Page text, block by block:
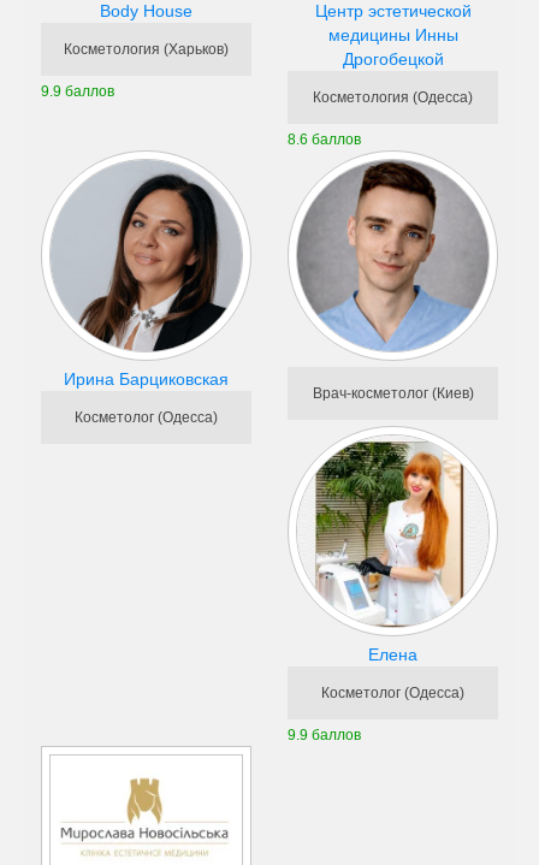
Body House
Косметология (Харьков)
9.9 баллов
Центр эстетической
медицины Инны
Дрогобецкой
Косметология (Одесса)
8.6 баллов
Ирина Барциковская
Косметолог (Одесса)
Врач-косметолог (Киев)
Елена
Косметолог (Одесса)
9.9 баллов